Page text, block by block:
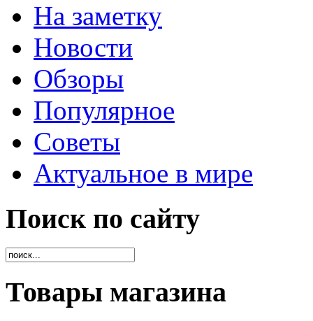
На заметку
Новости
Обзоры
Популярное
Советы
Актуальное в мире
Поиск по сайту
Товары магазина